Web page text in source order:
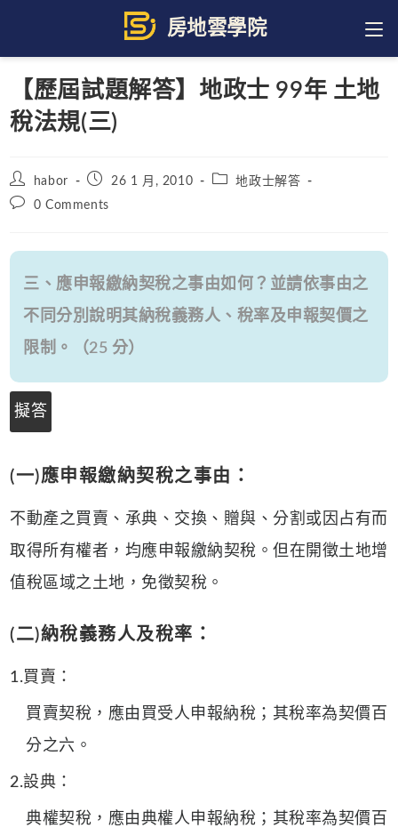
content
【歷屆試題解答】地政士 99年 土地
稅法規(三)
Post
author:
habor
Post26 1 月, 2010
Post地政士解答
Post0 Comments
三、應申報繳納契稅之事由如何？並請依事由之
不同分別說明其納稅義務人、稅率及申報契價之
限制。（25 分）
擬答
(一)應申報繳納契稅之事由：
不動產之買賣、承典、交換、贈與、分割或因占有而
取得所有權者，均應申報繳納契稅。但在開徵土地增
值稅區域之土地，免徵契稅。
(二)納稅義務人及稅率：
1.買賣：
買賣契稅，應由買受人申報納稅；其稅率為契價百
分之六。
2.設典：
典權契稅，應由典權人申報納稅；其稅率為契價百